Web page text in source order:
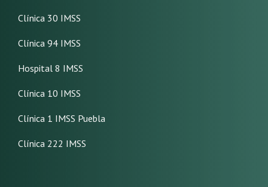
Clínica 30 IMSS
Clínica 94 IMSS
Hospital 8 IMSS
Clínica 10 IMSS
Clínica 1 IMSS Puebla
Clínica 222 IMSS